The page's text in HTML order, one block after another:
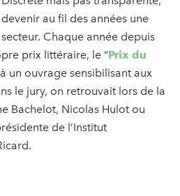
au fil des années une
Chaque année depuis
prix littéraire, le “Prix du
à un ouvrage sensibilisant aux
le jury, on retrouvait lors de la
Bachelot, Nicolas Hulot ou
de l’Institut